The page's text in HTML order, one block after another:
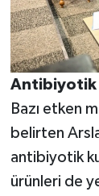
Antibiyotik
Bazı etken
belirten
antibiyotik
ürünleri de